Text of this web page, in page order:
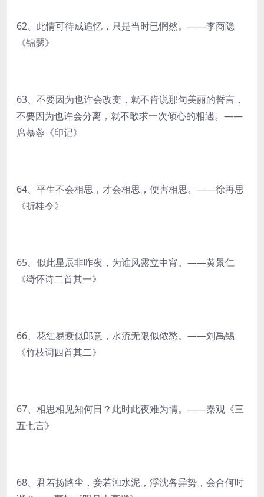
62、此情可待成追忆，只是当时已惘然。——李商隐
《锦瑟》
63、不要因为也许会改变，就不肯说那句美丽的誓言，
不要因为也许会分离，就不敢求一次倾心的相遇。——
席慕蓉《印记》
64、平生不会相思，才会相思，便害相思。——徐再思
《折桂令》
65、似此星辰非昨夜，为谁风露立中宵。——黄景仁
《绮怀诗二首其一》
66、花红易衰似郎意，水流无限似侬愁。——刘禹锡
《竹枝词四首其二》
67、相思相见知何日？此时此夜难为情。——秦观《三
五七言》
68、君若扬路尘，妾若浊水泥，浮沈各异势，会合何时